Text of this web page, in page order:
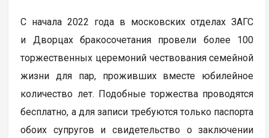
С начала 2022 года в московских отделах ЗАГС
и Дворцах бракосочетания провели более 100
торжественных церемоний чествования семейной
жизни для пар, проживших вместе юбилейное
количество лет. Подобные торжества проводятся
бесплатно, а для записи требуются только паспорта
обоих супругов и свидетельство о заключении